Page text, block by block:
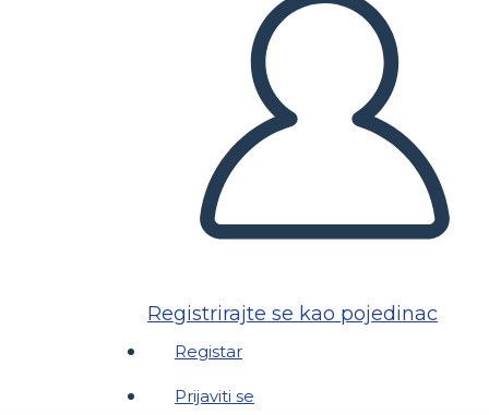
Registrirajte se kao pojedinac
Registar
Prijaviti se